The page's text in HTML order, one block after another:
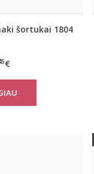
šortukai 1804
€